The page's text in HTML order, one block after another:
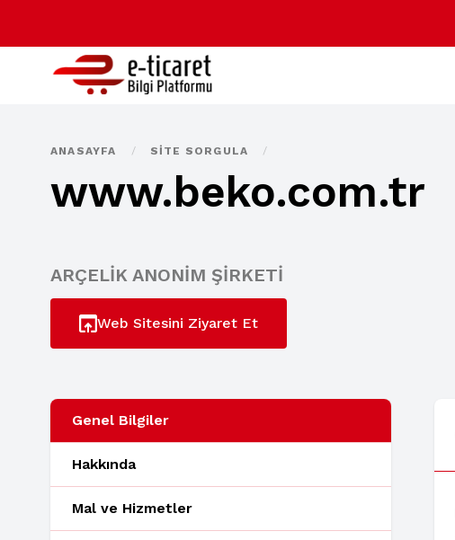
ANASAYFA / SITE SORGULA /
www.beko.com.tr
ARÇELİK ANONİM ŞİRKETİ
Web Sitesini Ziyaret Et
Genel Bilgiler
Hakkında
Mal ve Hizmetler